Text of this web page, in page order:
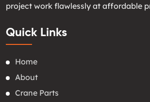
project work flawlessly at affordable
Quick Links
Home
About
Crane Parts